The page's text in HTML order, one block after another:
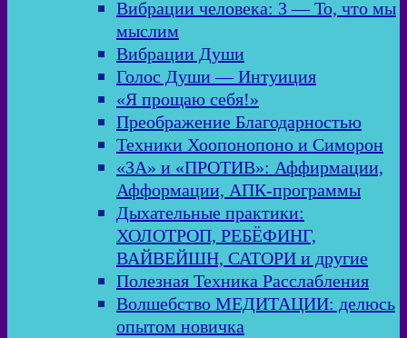
Вибрации человека: 3 — То, что мы
мыслим
Вибрации Души
Голос Души — Интуиция
«Я прощаю себя!»
Преображение Благодарностью
Техники Хоопонопоно и Симорон
«ЗА» и «ПРОТИВ»: Аффирмации,
Афформации, АПК-программы
Дыхательные практики:
ХОЛОТРОП, РЕБЁФИНГ,
ВАЙВЕЙШН, САТОРИ и другие
Полезная Техника Расслабления
Волшебство МЕДИТАЦИИ: делюсь
опытом новичка